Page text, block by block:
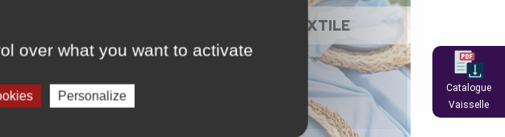
NAPPAGE ET TEXTILE
Catalogue
Vaisselle
over what you want to activate
Personalize